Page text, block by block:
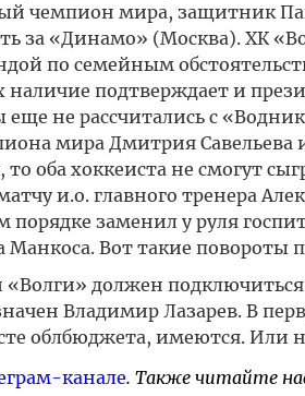
чемпион мира, защитник
за «Динамо» (Москва). ХК
по семейным
наличие подтверждает и
не рассчитались с
мира Дмитрия Савельева
оба хоккеиста не смогут
и.о. главного тренера
заменил у руля
Вот такие повороты
должен
Владимир Лазарев. В
облбюджета, имеются. Или
канале. Также читайте